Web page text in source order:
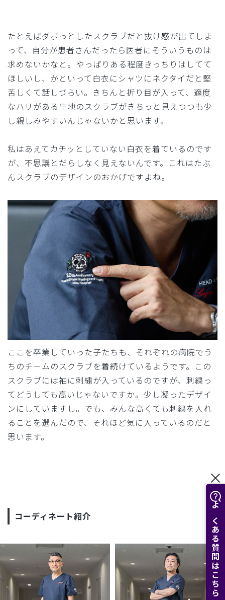
よくある質問はこちら
たとえばダボっとしたスクラブだと抜け感が出てしま
って、自分が患者さんだったら医者にそういうものは
求めないかなと。やっぱりある程度きっちりはしてて
ほしいし、かといって白衣にシャツにネクタイだと堅
苦しくて話しづらい。きちんと折り目が入って、適度
なハリがある生地のスクラブがきちっと見えつつも少
し親しみやすいんじゃないかと思います。
私はあえてカチッとしていない白衣を着ているのです
が、不思議とだらしなく見えないんです。これはたぶ
んスクラブのデザインのおかげですよね。
ここを卒業していった子たちも、それぞれの病院でう
ちのチームのスクラブを着続けているようです。この
スクラブには袖に刺繍が入っているのですが、刺繍っ
てどうしても高いじゃないですか。少し凝ったデザイ
ンにしていますし。でも、みんな高くても刺繍を入れ
ることを選んだので、それほど気に入っているのだと
思います。
コーディネート紹介